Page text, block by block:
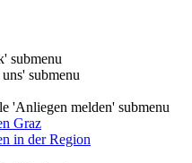
submenu
submenu
'Anliegen melden' submenu
Graz
in der Region